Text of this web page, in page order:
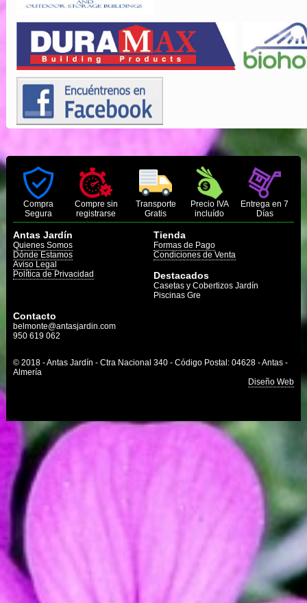
Compra
Segura
Compre sin
registrarse
Transporte
Gratis
Precio IVA
incluído
Entrega en 7
Días
Antas Jardín
Quienes Somos
Dónde Estamos
Aviso Legal
Política de Privacidad
Tienda
Formas de Pago
Condiciones de Venta
Destacados
Casetas y Cobertizos Jardín
Piscinas Gre
Contacto
belmonte@antasjardin.com
950 619 062
© 2018 - Antas Jardín - Ctra Nacional 340 - Código Postal: 04628 - Antas -
Almería
Diseño Web